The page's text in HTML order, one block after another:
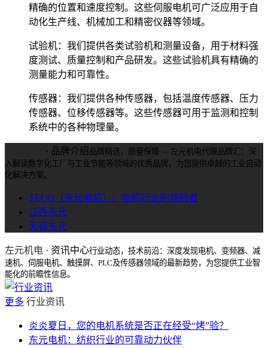
精确的位置和速度控制。这些伺服电机可广泛应用于自
动化生产线、机械加工和精密仪器等领域。
试验机：我们提供各类试验机和测量设备，用于材料强
度测试、质量控制和产品研发。这些试验机具有精确的
测量能力和可靠性。
传感器：我们提供各种传感器，包括温度传感器、压力
传感器、位移传感器等。这些传感器可用于监测和控制
系统中的各种物理量。
· 品牌介绍品牌精选，质量保障 — 左元机电代理品牌汇：深
入解读数字化工厂与工业节能等领域的优秀品牌，为您提供卓越的工业自动
化解决方案。
TECO（东元电机）：电机行业的领航者
江西东元
无锡东元
左元机电 · 资讯中心行业动态，技术前沿：深度发现电机、变频器、减
速机、伺服电机、触摸屏、PLC及传感器领域的最新趋势，为您提供工业智
能化的前瞻性信息。
更多 行业资讯
炎炎夏日，您的电机系统是否正在经受“烤”验？
东元电机：纺织行业的可靠动力伙伴